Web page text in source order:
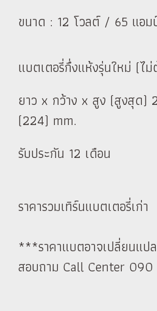
ขนาด : 12 โวลต์ / 65 แอ
แบตเตอรี่กึ่งแห้งรุ่นใหม่ (ไ
ยาว x กว้าง x สูง (สูงสุด
(224) mm.
รับประกัน 12 เดือน
ราคารวมเทิร์นแบตเตอรี่เก่า
***ราคาแบตอาจเปลี่ยนแป
สอบถาม Call Center 090